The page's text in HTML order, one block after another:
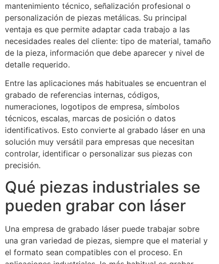
mantenimiento técnico, señalización profesional o
personalización de piezas metálicas. Su principal
ventaja es que permite adaptar cada trabajo a las
necesidades reales del cliente: tipo de material, tamaño
de la pieza, información que debe aparecer y nivel de
detalle requerido.
Entre las aplicaciones más habituales se encuentran el
grabado de referencias internas, códigos,
numeraciones, logotipos de empresa, símbolos
técnicos, escalas, marcas de posición o datos
identificativos. Esto convierte al grabado láser en una
solución muy versátil para empresas que necesitan
controlar, identificar o personalizar sus piezas con
precisión.
Qué piezas industriales se
pueden grabar con láser
Una empresa de grabado láser puede trabajar sobre
una gran variedad de piezas, siempre que el material y
el formato sean compatibles con el proceso. En